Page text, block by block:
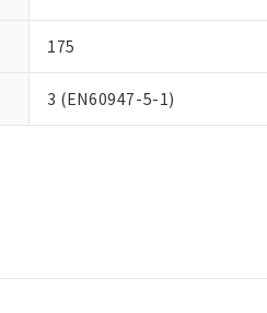
175
3 (EN60947-5-1)